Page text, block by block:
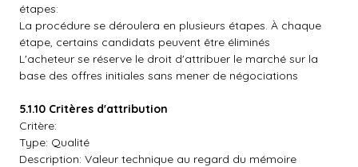
étapes:
La procédure se déroulera en plusieurs étapes. À chaque
étape, certains candidats peuvent être éliminés
L'acheteur se réserve le droit d'attribuer le marché sur la
base des offres initiales sans mener de négociations
5.1.10 Critères d'attribution
Critère:
Type: Qualité
Description: Valeur technique au regard du mémoire